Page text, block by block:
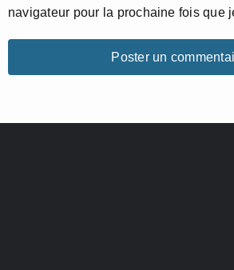
navigateur pour la prochaine fois que